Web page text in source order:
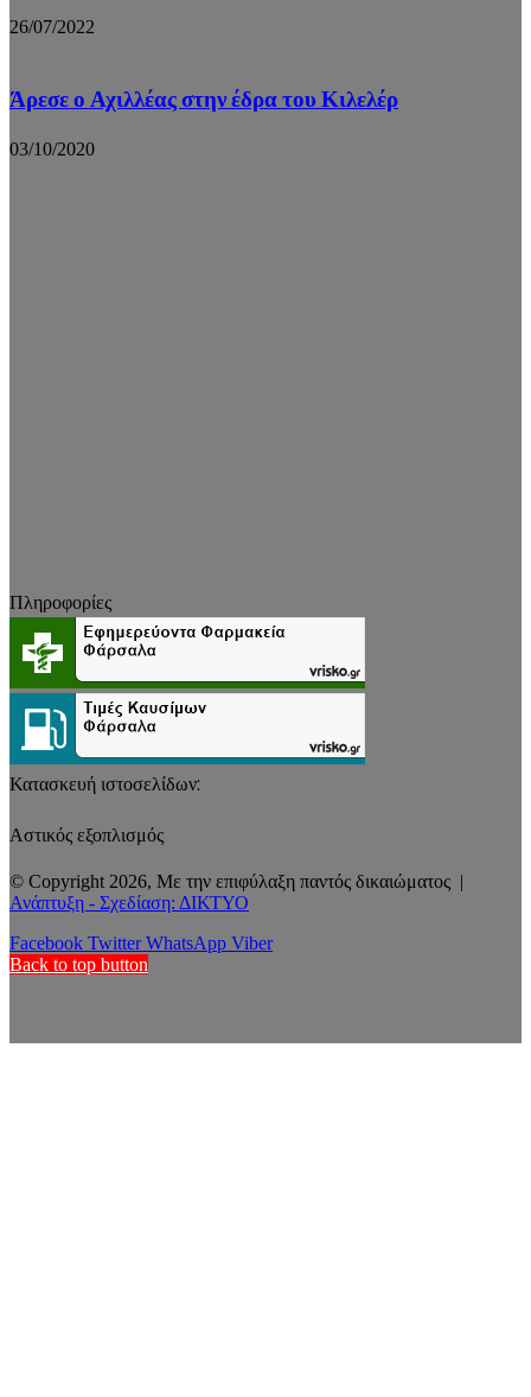
26/07/2022
Άρεσε ο Αχιλλέας στην έδρα του Κιλελέρ
03/10/2020
Πληροφορίες
Κατασκευή ιστοσελίδων:
Αστικός εξοπλισμός
© Copyright 2026, Με την επιφύλαξη παντός δικαιώματος |
Ανάπτυξη - Σχεδίαση: ΔΙΚΤΥΟ
Facebook Twitter WhatsApp Viber
Back to top button